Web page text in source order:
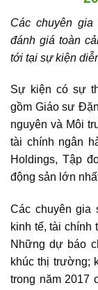
Các chuyên
đánh giá toàn
tới tại sự kiện
Sự kiện có sự
gồm Giáo sư
nguyên và Môi
tài chính ngân
Holdings, Tập
động sản lớn
Các chuyên gia
kinh tế, tài chính
Những dự báo
khúc thị trường;
trong năm 2017